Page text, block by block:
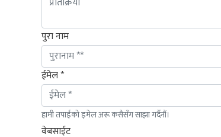
पुरा नाम
ईमेल *
हामी तपाईंको इमेल अरू कसैसँग साझा गर्दैनौं।
वेबसाईट